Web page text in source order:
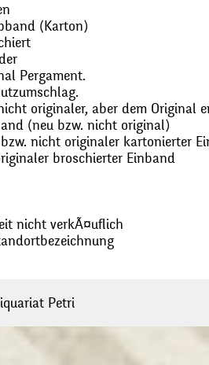
(Karton)
Pergament.
originaler, aber dem Original
(neu bzw. nicht original)
nicht originaler kartonierter
broschierter Einband
nicht verkÃ¤uflich
Petri